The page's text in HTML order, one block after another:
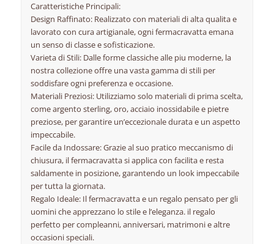
Caratteristiche Principali:
Design Raffinato: Realizzato con materiali di alta qualita e
lavorato con cura artigianale, ogni fermacravatta emana
un senso di classe e sofisticazione.
Varieta di Stili: Dalle forme classiche alle piu moderne, la
nostra collezione offre una vasta gamma di stili per
soddisfare ogni preferenza e occasione.
Materiali Preziosi: Utilizziamo solo materiali di prima scelta,
come argento sterling, oro, acciaio inossidabile e pietre
preziose, per garantire un’eccezionale durata e un aspetto
impeccabile.
Facile da Indossare: Grazie al suo pratico meccanismo di
chiusura, il fermacravatta si applica con facilita e resta
saldamente in posizione, garantendo un look impeccabile
per tutta la giornata.
Regalo Ideale: Il fermacravatta e un regalo pensato per gli
uomini che apprezzano lo stile e l’eleganza. il regalo
perfetto per compleanni, anniversari, matrimoni e altre
occasioni speciali.